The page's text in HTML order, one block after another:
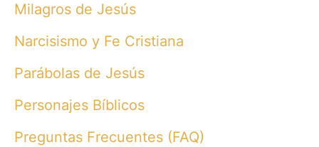
Milagros de Jesús
Narcisismo y Fe Cristiana
Parábolas de Jesús
Personajes Bíblicos
Preguntas Frecuentes (FAQ)